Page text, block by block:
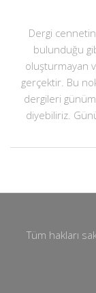
Dergi
bulunduğu
oluşturmayan
gerçektir. Bu
dergileri
diyebiliriz.
Tüm hakları